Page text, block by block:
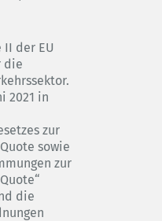
der EU
die
2021 in
zur
sowie
zur
die